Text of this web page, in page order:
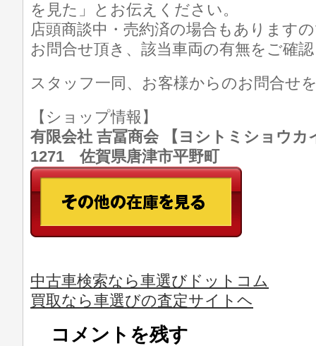
を見た」とお伝えください。
店頭商談中・売約済の場合もあります
お問合せ頂き、該当車両の有無をご確
スタッフ一同、お客様からのお問合せ
【ショップ情報】
有限会社 吉冨商会 【ヨシトミショウ
1271 佐賀県唐津市平野町
中古車検索なら車選びドットコム
買取なら車選びの査定サイトヘ
コメントを残す